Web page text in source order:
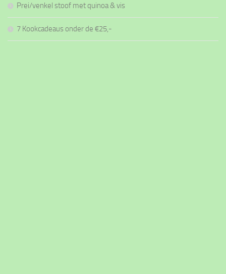
Prei/venkel stoof met quinoa & vis
7 Kookcadeaus onder de €25,-